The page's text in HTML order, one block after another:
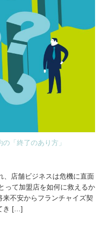
「終了のあり方」
、店舗ビジネスは危機に直面
って加盟店を如何に救えるか
不安からフランチャイズ契
き […]